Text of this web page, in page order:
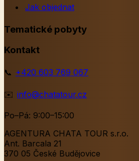
Jak objednat
Tematické pobyty
Kontakt
📞 +420 603 769 067
✉️ info@chatatour.cz
Po–Pá: 9:00–15:00
AGENTURA CHATA TOUR s.r.o.
Ant. Barcala 21
370 05 České Budějovice